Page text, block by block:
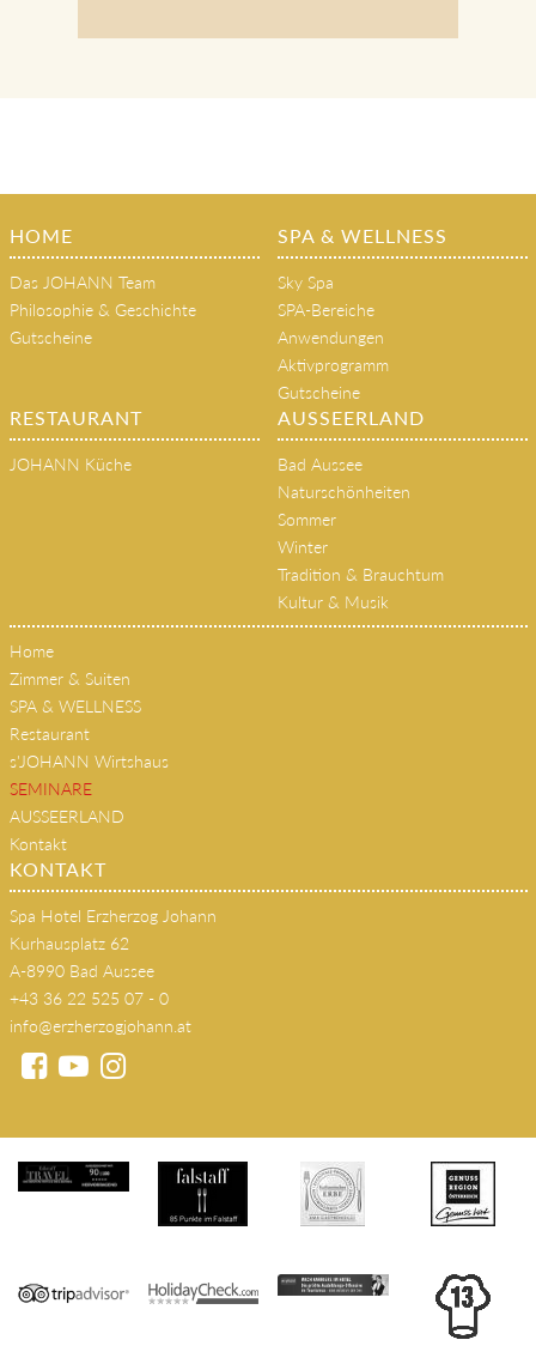
HOME
Das JOHANN Team
Philosophie & Geschichte
Gutscheine
SPA & WELLNESS
Sky Spa
SPA-Bereiche
Anwendungen
Aktivprogramm
Gutscheine
RESTAURANT
JOHANN Küche
AUSSEERLAND
Bad Aussee
Naturschönheiten
Sommer
Winter
Tradition & Brauchtum
Kultur & Musik
Home
Zimmer & Suiten
SPA & WELLNESS
Restaurant
s'JOHANN Wirtshaus
SEMINARE
AUSSEERLAND
Kontakt
KONTAKT
Spa Hotel Erzherzog Johann
Kurhausplatz 62
A-8990 Bad Aussee
+43 36 22 525 07 - 0
info@erzherzogjohann.at